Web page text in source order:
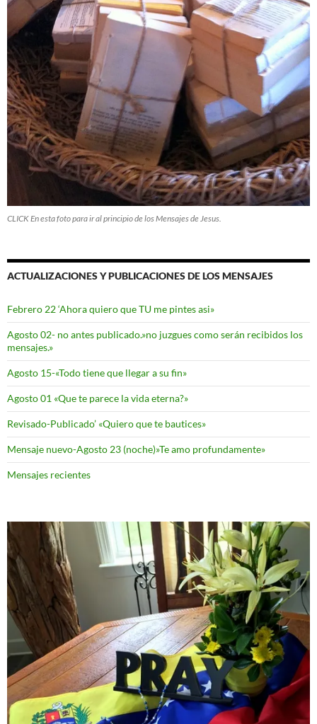
CLICK En esta foto para ir al principio de los Mensajes de Jesus.
ACTUALIZACIONES Y PUBLICACIONES DE LOS MENSAJES
Febrero 22 ‘Ahora quiero que TU me pintes asi»
Agosto 02- no antes publicado.»no juzgues como serán recibidos los
mensajes.»
Agosto 15-«Todo tiene que llegar a su fin»
Agosto 01 «Que te parece la vida eterna?»
Revisado-Publicado’ «Quiero que te bautices»
Mensaje nuevo-Agosto 23 (noche)»Te amo profundamente»
Mensajes recientes